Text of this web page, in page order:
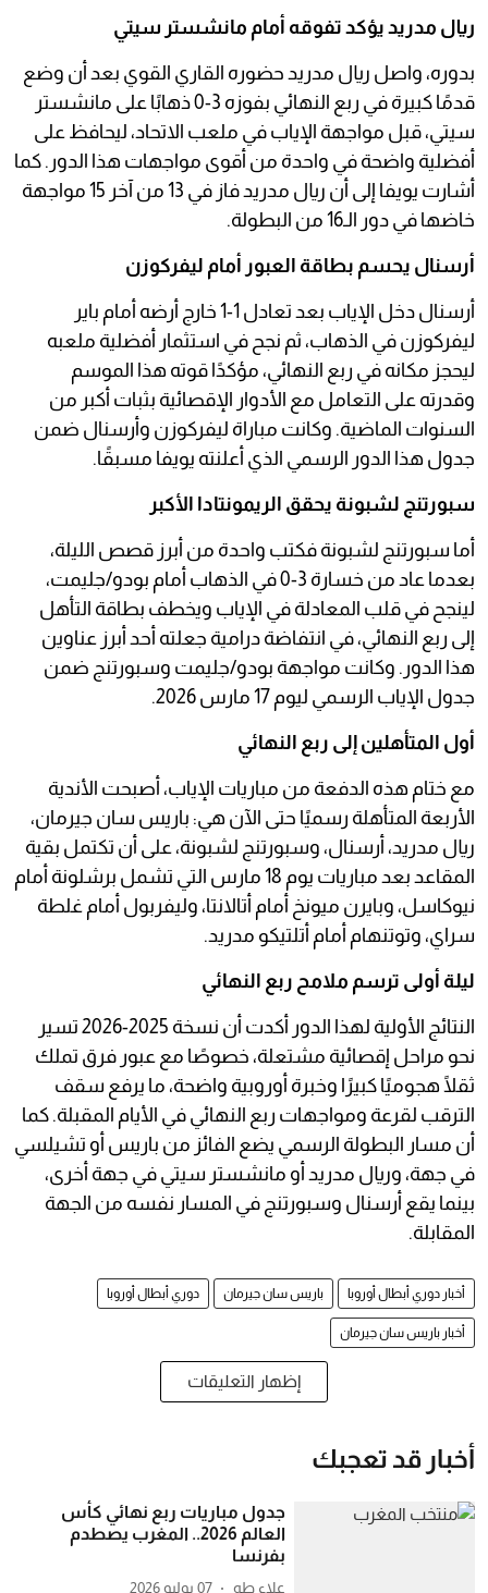
ريال مدريد يؤكد تفوقه أمام مانشستر سيتي
بدوره، واصل ريال مدريد حضوره القاري القوي بعد أن وضع
قدمًا كبيرة في ربع النهائي بفوزه 3-0 ذهابًا على مانشستر
سيتي، قبل مواجهة الإياب في ملعب الاتحاد، ليحافظ على
أفضلية واضحة في واحدة من أقوى مواجهات هذا الدور. كما
أشارت يويفا إلى أن ريال مدريد فاز في 13 من آخر 15 مواجهة
خاضها في دور الـ16 من البطولة.
أرسنال يحسم بطاقة العبور أمام ليفركوزن
أرسنال دخل الإياب بعد تعادل 1-1 خارج أرضه أمام باير
ليفركوزن في الذهاب، ثم نجح في استثمار أفضلية ملعبه
ليحجز مكانه في ربع النهائي، مؤكدًا قوته هذا الموسم
وقدرته على التعامل مع الأدوار الإقصائية بثبات أكبر من
السنوات الماضية. وكانت مباراة ليفركوزن وأرسنال ضمن
جدول هذا الدور الرسمي الذي أعلنته يويفا مسبقًا.
سبورتنج لشبونة يحقق الريمونتادا الأكبر
أما سبورتنج لشبونة فكتب واحدة من أبرز قصص الليلة،
بعدما عاد من خسارة 3-0 في الذهاب أمام بودو/جليمت،
لينجح في قلب المعادلة في الإياب ويخطف بطاقة التأهل
إلى ربع النهائي، في انتفاضة درامية جعلته أحد أبرز عناوين
هذا الدور. وكانت مواجهة بودو/جليمت وسبورتنج ضمن
جدول الإياب الرسمي ليوم 17 مارس 2026.
أول المتأهلين إلى ربع النهائي
مع ختام هذه الدفعة من مباريات الإياب، أصبحت الأندية
الأربعة المتأهلة رسميًا حتى الآن هي: باريس سان جيرمان،
ريال مدريد، أرسنال، وسبورتنج لشبونة، على أن تكتمل بقية
المقاعد بعد مباريات يوم 18 مارس التي تشمل برشلونة أمام
نيوكاسل، وبايرن ميونخ أمام أتالانتا، وليفربول أمام غلطة
سراي، وتوتنهام أمام أتلتيكو مدريد.
ليلة أولى ترسم ملامح ربع النهائي
النتائج الأولية لهذا الدور أكدت أن نسخة 2025-2026 تسير
نحو مراحل إقصائية مشتعلة، خصوصًا مع عبور فرق تملك
ثقلًا هجوميًا كبيرًا وخبرة أوروبية واضحة، ما يرفع سقف
الترقب لقرعة ومواجهات ربع النهائي في الأيام المقبلة. كما
أن مسار البطولة الرسمي يضع الفائز من باريس أو تشيلسي
في جهة، وريال مدريد أو مانشستر سيتي في جهة أخرى،
بينما يقع أرسنال وسبورتنج في المسار نفسه من الجهة
المقابلة.
أخبار دوري أبطال أوروبا باريس سان جيرمان دوري أبطال أوروبا
أخبار باريس سان جيرمان
إظهار التعليقات
أخبار قد تعجبك
جدول مباريات ربع نهائي كأس
العالم 2026.. المغرب يصطدم
بفرنسا
علاء طه 07 يوليو 2026